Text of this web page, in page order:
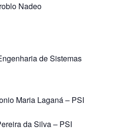
Nadeo
de Sistemas
Maria Laganá – PSI
da Silva – PSI